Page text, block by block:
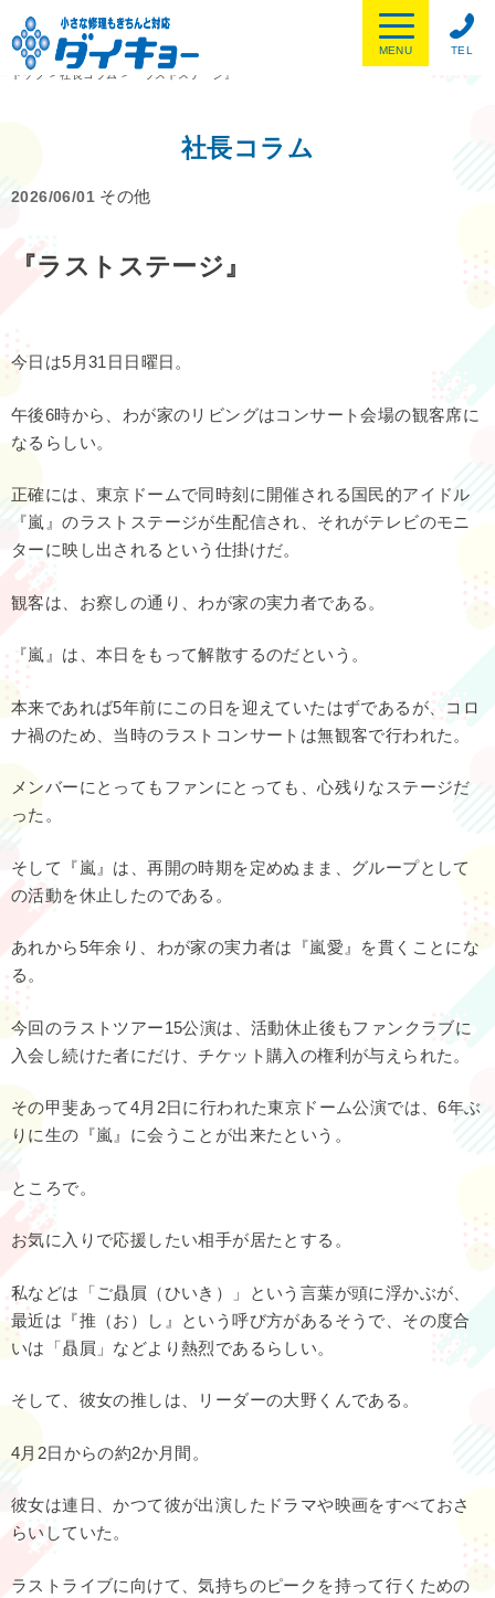
TEL
MENU
トップ
>社長コラム > 『ラストステージ』
社長コラム
2026/06/01 その他
『ラストステージ』
今日は5月31日日曜日。
午後6時から、わが家のリビングはコンサート会場の観客席に
なるらしい。
正確には、東京ドームで同時刻に開催される国民的アイドル
『嵐』のラストステージが生配信され、それがテレビのモニ
ターに映し出されるという仕掛けだ。
観客は、お察しの通り、わが家の実力者である。
『嵐』は、本日をもって解散するのだという。
本来であれば5年前にこの日を迎えていたはずであるが、コロ
ナ禍のため、当時のラストコンサートは無観客で行われた。
メンバーにとってもファンにとっても、心残りなステージだ
った。
そして『嵐』は、再開の時期を定めぬまま、グループとして
の活動を休止したのである。
あれから5年余り、わが家の実力者は『嵐愛』を貫くことにな
る。
今回のラストツアー15公演は、活動休止後もファンクラブに
入会し続けた者にだけ、チケット購入の権利が与えられた。
その甲斐あって4月2日に行われた東京ドーム公演では、6年ぶ
りに生の『嵐』に会うことが出来たという。
ところで。
お気に入りで応援したい相手が居たとする。
私などは「ご贔屓（ひいき）」という言葉が頭に浮かぶが、
最近は『推（お）し』という呼び方があるそうで、その度合
いは「贔屓」などより熱烈であるらしい。
そして、彼女の推しは、リーダーの大野くんである。
4月2日からの約2か月間。
彼女は連日、かつて彼が出演したドラマや映画をすべておさ
らいしていた。
ラストライブに向けて、気持ちのピークを持って行くための